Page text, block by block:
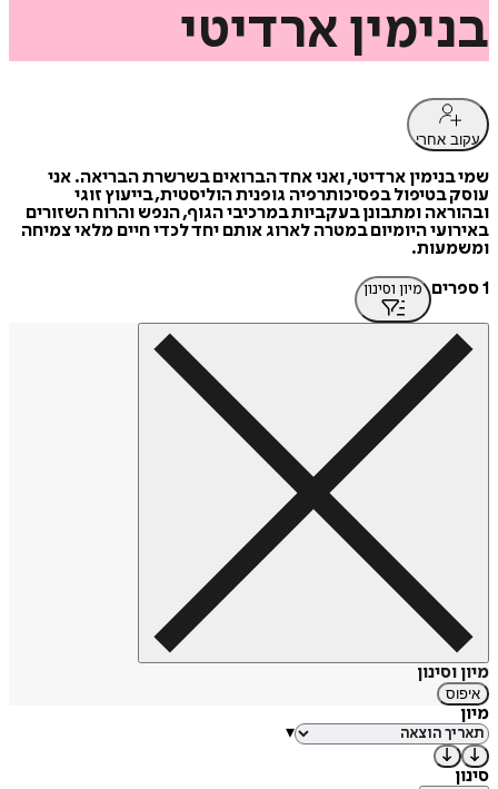
בנימין ארדיטי
עקוב אחרי
שמי בנימין ארדיטי, ואני אחד הברואים בשרשרת הבריאה. אני
עוסק בטיפול בפסיכותרפיה גופנית הוליסטית, בייעוץ זוגי
ובהוראה ומתבונן בעקביות במרכיבי הגוף, הנפש והרוח השזורים
באירועי היומיום במטרה לארוג אותם יחד לכדי חיים מלאי צמיחה
ומשמעות.
1 ספרים
מיון וסינון
מיון וסינון
איפוס
מיון
▾
סינון